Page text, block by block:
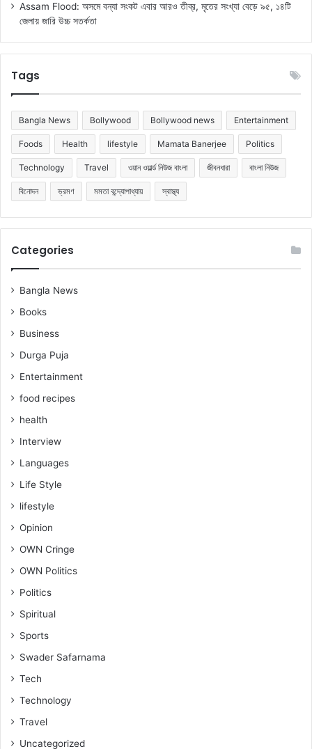
Assam Flood: অসমে বন্যা সংকট এবার আরও তীব্র, মৃতের সংখ্যা বেড়ে ৯৫, ১৪টি
জেলায় জারি উচ্চ সতর্কতা
Tags
Bangla News Bollywood Bollywood news Entertainment
Foods Health lifestyle Mamata Banerjee Politics
Technology Travel ওয়ান ওয়ার্ল্ড নিউজ বাংলা জীবনধারা বাংলা নিউজ
বিনোদন ভ্রমণ মমতা বন্দ্যোপাধ্যায় স্বাস্থ্য
Categories
Bangla News
Books
Business
Durga Puja
Entertainment
food recipes
health
Interview
Languages
Life Style
lifestyle
Opinion
OWN Cringe
OWN Politics
Politics
Spiritual
Sports
Swader Safarnama
Tech
Technology
Travel
Uncategorized